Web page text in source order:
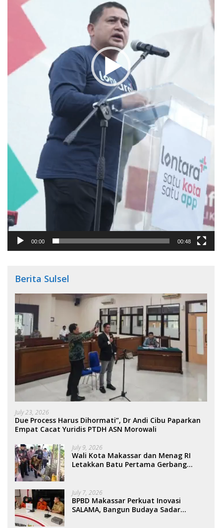
00:00 00:48
Berita Sulsel
July 23, 2026
Due Process Harus Dihormati”, Dr Andi Cibu Paparkan
Empat Cacat Yuridis PTDH ASN Morowali
July 9, 2026
Wali Kota Makassar dan Menag RI
Letakkan Batu Pertama Gerbang
July 7, 2026
BPBD Makassar Perkuat Inovasi
SALAMA, Bangun Budaya Sadar